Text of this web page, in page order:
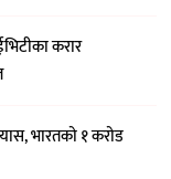
करार
भारतको १ करोड